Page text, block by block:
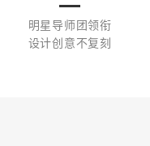
明星导师团领衔
设计创意不复刻